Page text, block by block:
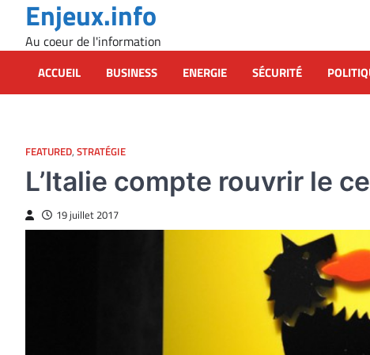
content
Enjeux.info
Au coeur de l'information
ACCUEIL BUSINESS ENERGIE SÉCURITÉ
FEATURED, STRATÉGIE
L’Italie compte rouvrir le
19 juillet 2017